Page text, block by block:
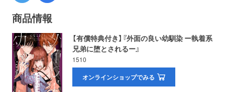
商品情報
【有償特典付き】『外面の良い幼馴染 ー執着系
兄弟に堕とされるー』
1510
オンラインショップでみる
イベント 特典
フェア
会社概要 プライバシーポリシー